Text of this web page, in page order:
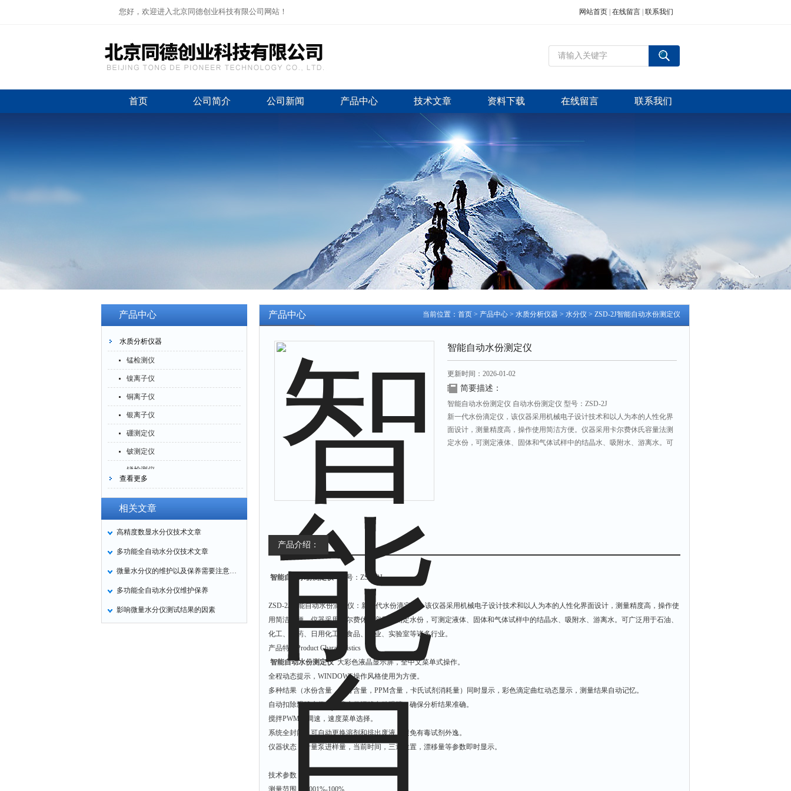
您好，欢迎进入北京同德创业科技有限公司网站！ 网站首页 在线留言 联系我们
首页 公司简介 公司新闻 产品中心 技术文章 资料下载 在线留言 联系我们
产品中心
水质分析仪器
锰检测仪
镍离子仪
铜离子仪
银离子仪
硼测定仪
铍测定仪
锑检测仪
糖精检测仪
乙醇检测仪
总氮测定仪
查看更多
相关文章
高精度数显水分仪技术文章
多功能全自动水分仪技术文章
微量水分仪的维护以及保养需要注意的就是硅胶垫的更换
多功能全自动水分仪维护保养
影响微量水分仪测试结果的因素
当前位置： 首页 > 产品中心 > 水质分析仪器 > 水分仪 > ZSD-2J智能自动水份测定仪
产品中心
智能自动水份测定仪
更新时间：2026-01-02
简要描述：
智能自动水份测定仪 自动水份测定仪 型号：ZSD-2J
新一代水份滴定仪，该仪器采用机械电子设计技术和以人为本的人性化界
面设计，测量精度高，操作使用简洁方便。仪器采用卡尔费休氏容量法测
定水份，可测定液体、固体和气体试样中的结晶水、吸附水、游离水。可
产品介绍：
智能自动水份测定仪 型号：ZSD-2J
ZSD-2J智能自动水份滴定仪：新一代水份滴定仪，该仪器采用机械电子设计技术和以人为本的人性化界面设计，测量精度高，操作使
用简洁方便。仪器采用卡尔费休氏容量法测定水份，可测定液体、固体和气体试样中的结晶水、吸附水、游离水。可广泛用于石油、
化工、制药、日用化工、食品、农业、实验室等诸多行业。
产品特点Product Characteristics
智能自动水份测定仪 大彩色液晶显示屏，全中文菜单式操作。
全程动态提示，WINDOWS操作风格使用为方便。
多种结果（水份含量，百分含量，PPM含量，卡氏试剂消耗量）同时显示，彩色滴定曲红动态显示，测量结果自动记忆。
自动扣除飘移水份，环境水份漂移自动跟踪，确保分析结果准确。
搅拌PWM无调速，速度菜单选择。
系统全封闭，可自动更换溶剂和排出废液，避免有毒试剂外逸。
仪器状态，计量泵进样量，当前时间，三通位置，漂移量等参数即时显示。
技术参数
测量范围：0.001%-100%